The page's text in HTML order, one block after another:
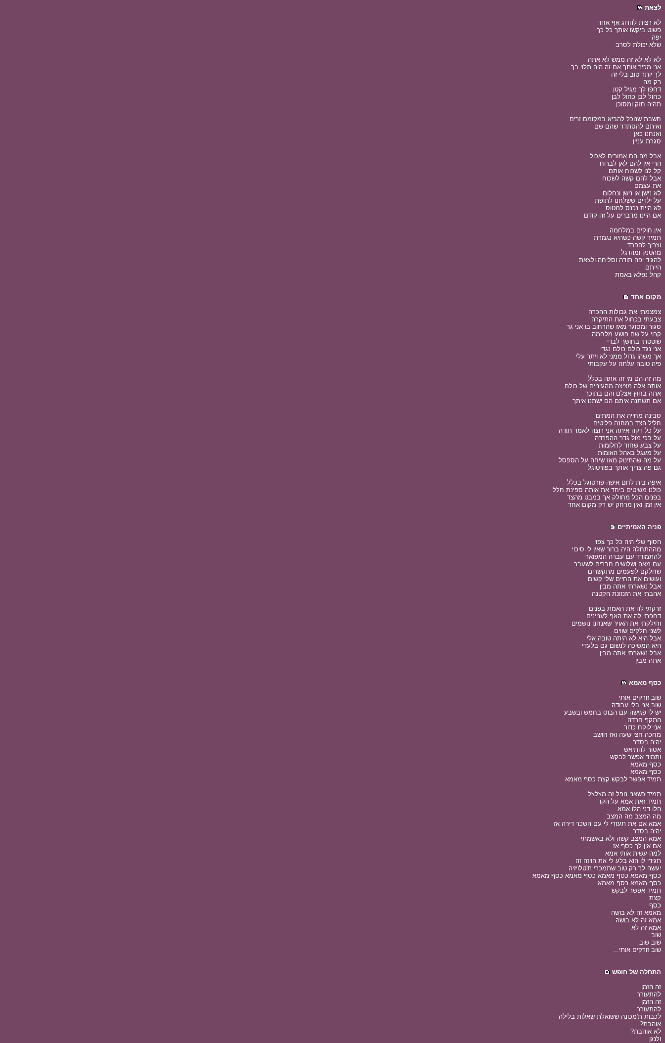
לצאת
לא רצית להרוג אף אחד
פשוט ביקשו אותך כל כך
יפה
שלא יכולת לסרב
לא לא לא זה ממש לא אתה
אני מכיר אותך אם זה היה תלוי בך
לך יותר טוב בלי זה
רק מה
דחפו לך מגיל קטן
כחול לבן כחול לבן
תהיה חזק ומסוכן
חשבת שנוכל להביא במקומם זרים
ואיתם להסתדר שהם שם
ואנחנו כאן
סגרת עניין
אבל מה הם אמורים לאכול
הרי אין להם לאן לברוח
קל לנו לשכוח אותם
אבל להם קשה לשכוח
את עצמם
לא נישן או נישן ונחלום
על ילדים ששלחנו לתופת
לא היית נכנס למטוס
אם היינו מדברים על זה קודם
אין חוקים במלחמה
תמיד קשה כשהיא נגמרת
וצריך להפרד
מהטנק ומהדגל
להגיד יפה תודה וסליחה ולצאת
הייתם
קהל נפלא באמת
מקום אחד
צמצמתי את גבולות ההכרה
צבעתי בכחול את התיקרה
סגור ומסוגר מאז שהרחוב בו אני גר
קרוי על שם פושע מלחמה
שוטטתי בחושך לבדי
אני נגד כולם כולם נגדי
אך משהו גדול ממני לא ויתר עלי
פיה טובה עלתה על עקבותי
מה זה הם מי זה אתה בכלל
אותה אלה מציצה מהעיניים של כולם
אתה בחוץ אצלם והם בתוכך
אם תשתנה איתם הם ישתנו איתך
סבינה מחייה את המתים
חליל הצד במחנה פליטים
על כל דקה איתה אני רוצה לאמר תודה
על בכי מול גדר ההפרדה
על צבע שחזר לחלומות
על מעגל באהל האומות
על מה שהתינוק מאז שיחה על הספסל
גם פה צריך אותך בפורטוגל
איפה בית לחם איפה פורטוגל בכלל
כולנו משיטים ביחד את אותה ספינת חלל
בפנים הכל מחולק אך במבט מהצד
אין זמן ואין מרחק יש רק מקום אחד
פניה האמיתיים
הסוף שלי היה כל כך צפוי
מההתחלה היה ברור שאין לי סיכוי
להתמודד עם עברה המפואר
עם מאה ושלושים חברים לשעבר
שחלקם לפעמים מתקשרים
ועושים את החיים שלי קשים
אבל נשארתי אתה מבין
אהבתי את הזנזונת הקטנה
זרקתי לה את האמת בפנים
דחפתי לה את האף לעניינים
וחילקתי את האויר שאנחנו נושמים
לשני חלקים שווים
אבל היא לא היתה טובה אלי
היא המשיכה לנשום גם בלעדי
אבל נשארתי אתה מבין
אתה מבין
כסף מאמא
שוב זורקים אותי
שוב אני בלי עבודה
יש לי פגישה עם הבוס בחמש ובשבע
התקף חרדה
אני לוקח כדור
מחכה חצי שעה ואז חושב
יהיה בסדר
אסור להתיאש
ותמיד אפשר לבקש
כסף מאמא
כסף מאמא
תמיד אפשר לבקש קצת כסף מאמא
תמיד כשאני נופל זה מצלצל
תמיד זאת אמא על הקו
הלו דני הלו אמא
מה המצב מה המצב
אמא אם את תעזרי לי עם השכר דירה אז
יהיה בסדר
אמא המצב קשה ולא באשמתי
אם אין לך כסף אז
למה עשית אותי אמא
תגידי לו הוא בלע לי את הויזה זה
יעשה לך רק טוב שתמכרי ת'טלויזיה
כסף מאמא כסף מאמא כסף מאמא כסף מאמא
כסף מאמא כסף מאמא
תמיד אפשר לבקש
קצת
כסף
מאמא זה לא בושה
אמא זה לא בושה
אמא זה לא
שוב
שוב שוב
שוב זורקים אותי...
התחלה של חופש
זה הזמן
להתעורר
זה הזמן
להתעורר
לכבות ת'מכונה ששואלת שאלות בלילה
אוהבת?
לא אוהבת?
ולנגן